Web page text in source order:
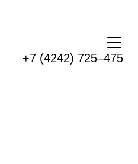
+7 (4242) 725–475